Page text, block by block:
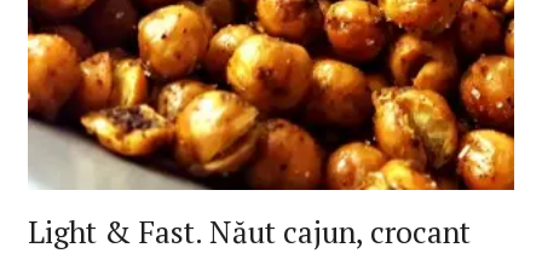
Light & Fast. Năut cajun, crocant